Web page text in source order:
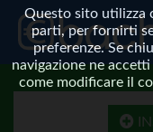
Questo sito utilizza
parti, per fornirti
preferenze. Se
navigazione ne
come modificare il